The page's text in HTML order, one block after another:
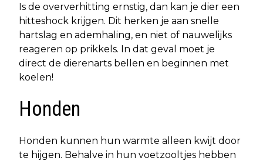
Is de oververhitting ernstig, dan kan je dier een
hitteshock krijgen. Dit herken je aan snelle
hartslag en ademhaling, en niet of nauwelijks
reageren op prikkels. In dat geval moet je
direct de dierenarts bellen en beginnen met
koelen!
Honden
Honden kunnen hun warmte alleen kwijt door
te hijgen. Behalve in hun voetzooltjes hebben